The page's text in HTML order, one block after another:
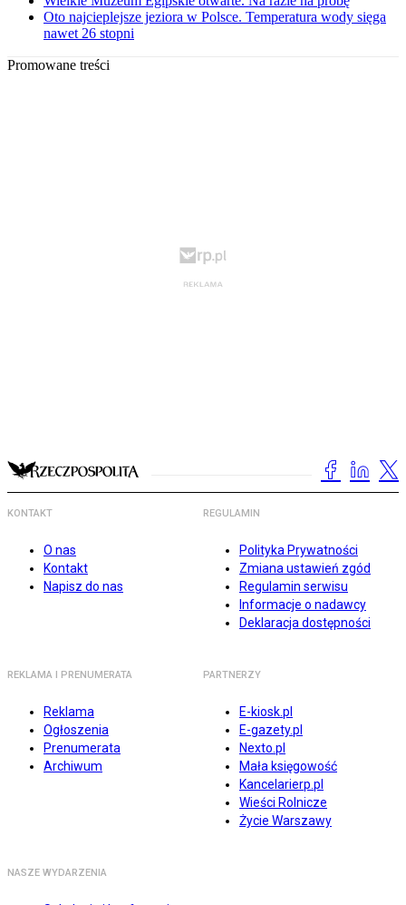
Oto najcieplejsze jeziora w Polsce. Temperatura wody sięga
nawet 26 stopni
Promowane treści
KONTAKT
O nas
Kontakt
Napisz do nas
REGULAMIN
Polityka Prywatności
Zmiana ustawień zgód
Regulamin serwisu
Informacje o nadawcy
Deklaracja dostępności
REKLAMA I PRENUMERATA
Reklama
Ogłoszenia
Prenumerata
Archiwum
PARTNERZY
E-kiosk.pl
E-gazety.pl
Nexto.pl
Mała księgowość
Kancelarierp.pl
Wieści Rolnicze
Życie Warszawy
NASZE WYDARZENIA